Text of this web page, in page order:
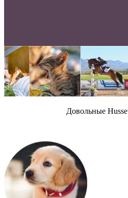
Довольные